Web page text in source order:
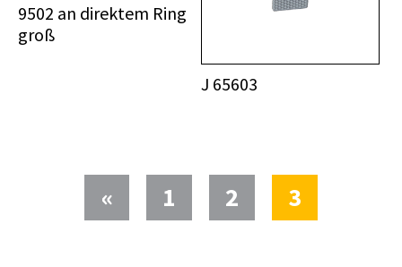
9502 an direktem Ring
groß
J 65603
« 1 2 3